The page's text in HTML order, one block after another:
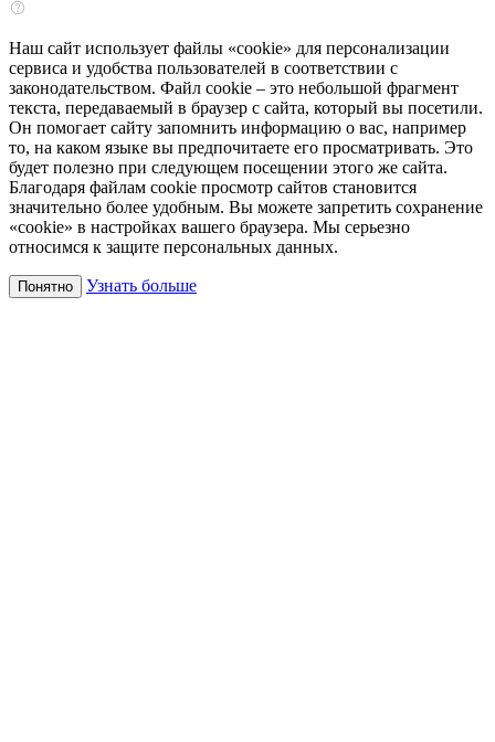
Наш сайт использует файлы «cookie» для персонализации
сервиса и удобства пользователей в соответствии с
законодательством. Файл cookie – это небольшой фрагмент
текста, передаваемый в браузер с сайта, который вы посетили.
Он помогает сайту запомнить информацию о вас, например
то, на каком языке вы предпочитаете его просматривать. Это
будет полезно при следующем посещении этого же сайта.
Благодаря файлам cookie просмотр сайтов становится
значительно более удобным. Вы можете запретить сохранение
«cookie» в настройках вашего браузера. Мы серьезно
относимся к защите персональных данных.
Понятно Узнать больше